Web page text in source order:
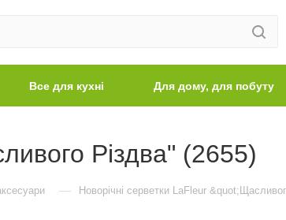
Все для кухні Для дому, для побуту
Різдва" (2655)
— Новорічні серветки LaFleur